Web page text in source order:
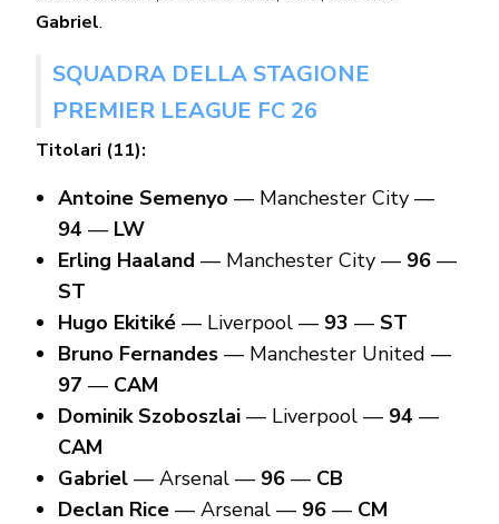
Gabriel.
SQUADRA DELLA STAGIONE
PREMIER LEAGUE FC 26
Titolari (11):
Antoine Semenyo — Manchester City —
94 — LW
Erling Haaland — Manchester City — 96—
ST
Hugo Ekitiké— Liverpool — 93 — ST
Bruno Fernandes— Manchester United —
97 — CAM
Dominik Szoboszlai— Liverpool — 94 —
CAM
Gabriel— Arsenal — 96— CB
Declan Rice— Arsenal — 96— CM